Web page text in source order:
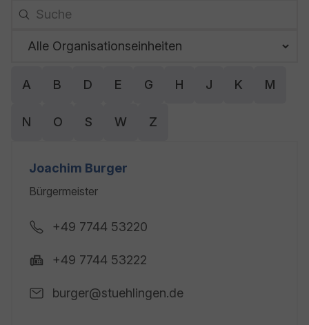
A B D E G H J K M
N O S W Z
26 Ergebnisse gefunden
Joachim Burger
Bürgermeister
+49 7744 53220
+49 7744 53222
burger@stuehlingen.de